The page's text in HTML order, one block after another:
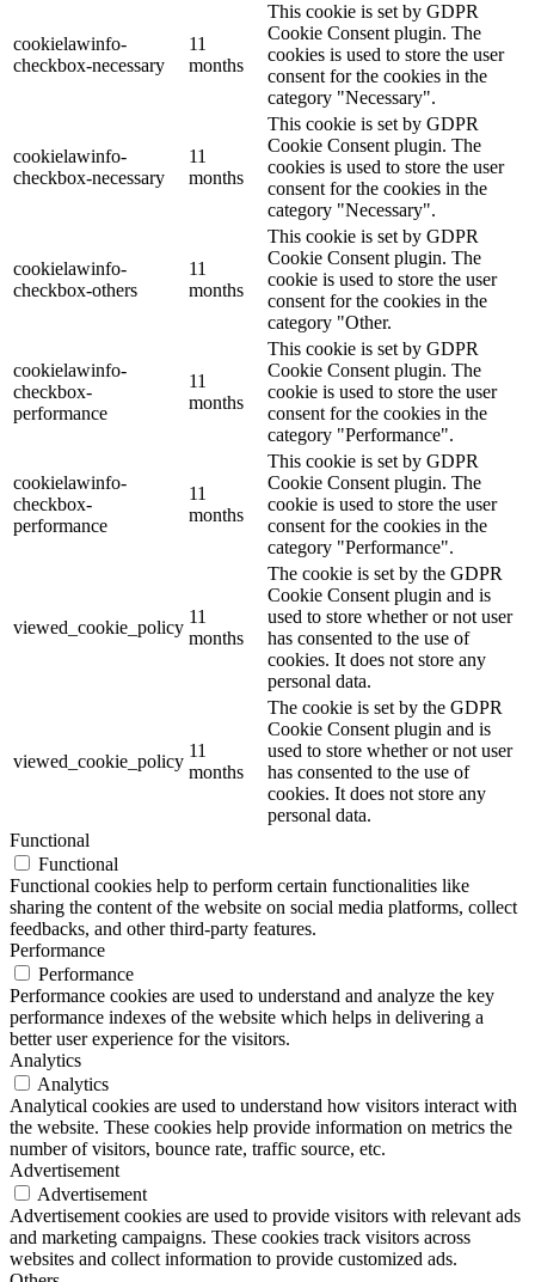
cookielawinfo-
checkbox-necessary
11
months
This cookie is set by GDPR
Cookie Consent plugin. The
cookies is used to store the user
consent for the cookies in the
category "Necessary".
cookielawinfo-
checkbox-necessary
11
months
This cookie is set by GDPR
Cookie Consent plugin. The
cookies is used to store the user
consent for the cookies in the
category "Necessary".
cookielawinfo-
checkbox-others
11
months
This cookie is set by GDPR
Cookie Consent plugin. The
cookie is used to store the user
consent for the cookies in the
category "Other.
cookielawinfo-
checkbox-
performance
11
months
This cookie is set by GDPR
Cookie Consent plugin. The
cookie is used to store the user
consent for the cookies in the
category "Performance".
cookielawinfo-
checkbox-
performance
11
months
This cookie is set by GDPR
Cookie Consent plugin. The
cookie is used to store the user
consent for the cookies in the
category "Performance".
viewed_cookie_policy
11
months
The cookie is set by the GDPR
Cookie Consent plugin and is
used to store whether or not user
has consented to the use of
cookies. It does not store any
personal data.
viewed_cookie_policy
11
months
The cookie is set by the GDPR
Cookie Consent plugin and is
used to store whether or not user
has consented to the use of
cookies. It does not store any
personal data.
Functional
Functional
Functional cookies help to perform certain functionalities like
sharing the content of the website on social media platforms, collect
feedbacks, and other third-party features.
Performance
Performance
Performance cookies are used to understand and analyze the key
performance indexes of the website which helps in delivering a
better user experience for the visitors.
Analytics
Analytics
Analytical cookies are used to understand how visitors interact with
the website. These cookies help provide information on metrics the
number of visitors, bounce rate, traffic source, etc.
Advertisement
Advertisement
Advertisement cookies are used to provide visitors with relevant ads
and marketing campaigns. These cookies track visitors across
websites and collect information to provide customized ads.